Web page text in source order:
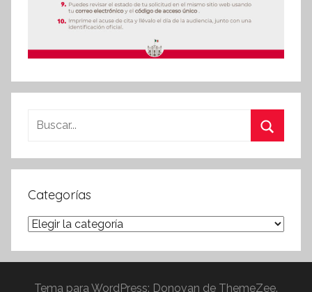
Buscar:
Categorías
Categorías
Tema para WordPress: Donovan de ThemeZee.